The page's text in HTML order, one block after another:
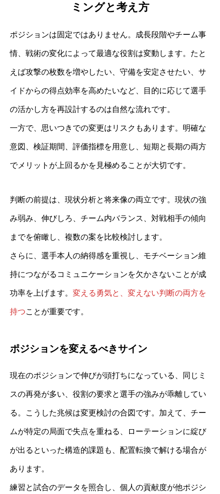
ミングと考え方
ポジションは固定ではありません。成長段階やチーム事
情、戦術の変化によって最適な役割は変動します。たと
えば攻撃の枚数を増やしたい、守備を安定させたい、サ
イドからの得点効率を高めたいなど、目的に応じて選手
の活かし方を再設計するのは自然な流れです。
一方で、思いつきでの変更はリスクもあります。明確な
意図、検証期間、評価指標を用意し、短期と長期の両方
でメリットが上回るかを見極めることが大切です。
判断の前提は、現状分析と将来像の両立です。現状の強
み弱み、伸びしろ、チーム内バランス、対戦相手の傾向
までを俯瞰し、複数の案を比較検討します。
さらに、選手本人の納得感を重視し、モチベーション維
持につながるコミュニケーションを欠かさないことが成
功率を上げます。 変える勇気と、変えない判断の両方を
持つことが重要です。
ポジションを変えるべきサイン
現在のポジションで伸びが頭打ちになっている、同じミ
スの再発が多い、役割の要求と選手の強みが乖離してい
る。こうした兆候は変更検討の合図です。加えて、チー
ムが特定の局面で失点を重ねる、ローテーションに綻び
が出るといった構造的課題も、配置転換で解ける場合が
あります。
練習と試合のデータを照合し、個人の貢献度が他ポジシ